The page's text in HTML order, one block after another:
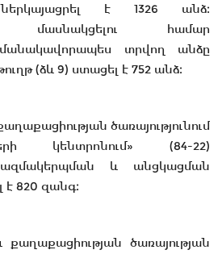
է 1326 անձ։
մասնակցելու համար
տրվող անձը
(ձև 9) ստացել է 752 անձ։
ծառայությունում
կենտրոնում» (84-22)
կազմակերպման և անցկացման
է 820 զանգ։
ծառայության